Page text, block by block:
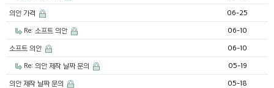
의안 가격 06-25
Re: 소프트 의안 06-10
소프트 의안 06-10
Re: 의안 제작 날짜 문의 05-19
의안 제작 날짜 문의 05-18